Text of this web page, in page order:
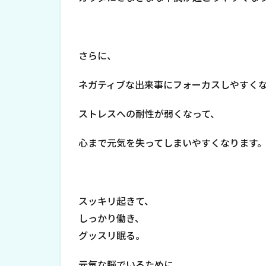
さらに、
ネガティブな出来事にフォーカスしやすく
ストレスへの耐性が弱くなって、
心まで元気を失ってしまいやすくなります。
スッキリ起きて、
しっかり働き、
グッスリ眠る。